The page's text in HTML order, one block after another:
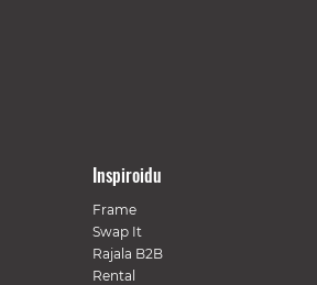
Inspiroidu
Frame
Swap It
Rajala B2B
Rental